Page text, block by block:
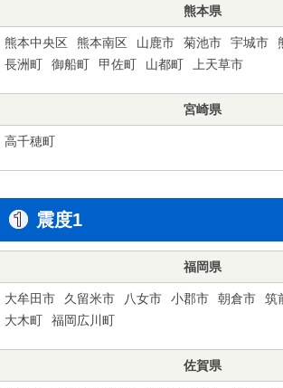
熊本県
熊本中央区 熊本南区 山鹿市 菊池市 宇城市
長洲町
御船町 甲佐町 山都町 上天草市
宮崎県
高千穂町
震度1
福岡県
大牟田市 久留米市 八女市 小郡市 朝倉市 筑
大木町
福岡広川町
佐賀県